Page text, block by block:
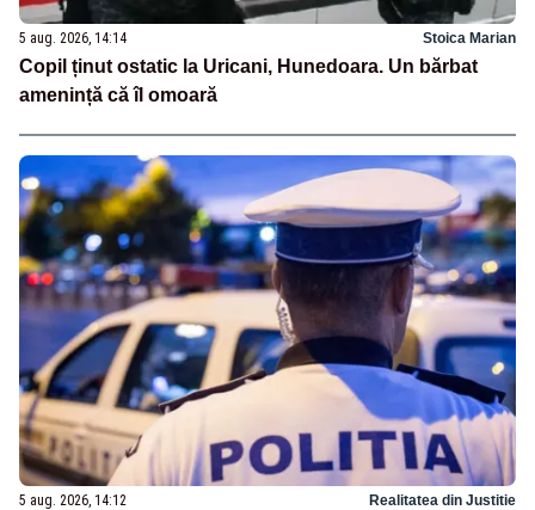
5 aug. 2026, 14:14 Stoica Marian
Copil ținut ostatic la Uricani, Hunedoara. Un bărbat
amenință că îl omoară
5 aug. 2026, 14:12 Realitatea din Justitie